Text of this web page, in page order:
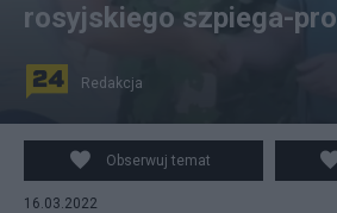
YouTube/Denník N
rosyjskiego szpiega-
Redakcja
Obserwuj temat
16.03.2022